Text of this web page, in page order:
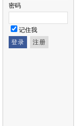
密码
记住我